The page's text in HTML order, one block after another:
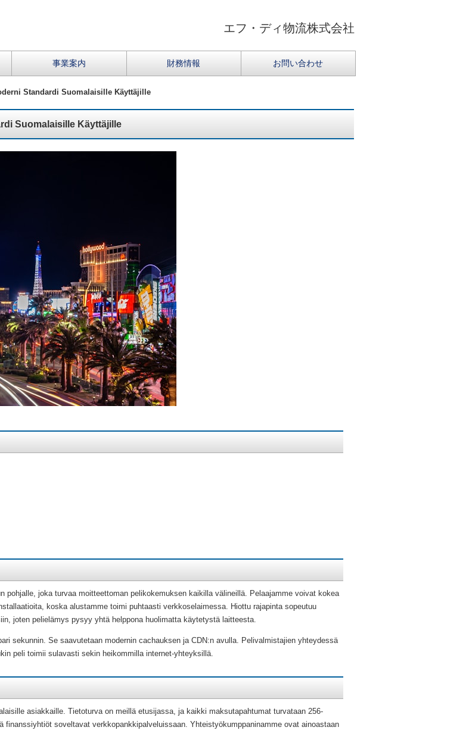
エフ・ディ物流株式会社
事業案内 財務情報 お問い合わせ
Standardi Suomalaisille Käyttäjille
Suomalaisille Käyttäjille
pohjalle, joka turvaa moitteettoman pelikokemuksen kaikilla välineillä. Pelaajamme voivat kokea
koska alustamme toimi puhtaasti verkkoselaimessa. Hiottu rajapinta sopeutuu
joten pelielämys pysyy yhtä helppona huolimatta käytetystä laitteesta.
sekunnin. Se saavutetaan modernin cachauksen ja CDN:n avulla. Pelivalmistajien yhteydessä
peli toimii sulavasti sekin heikommilla internet-yhteyksillä.
asiakkaille. Tietoturva on meillä etusijassa, ja kaikki maksutapahtumat turvataan 256-
soveltavat verkkopankkipalveluissaan. Yhteistyökumppaninamme ovat ainoastaan